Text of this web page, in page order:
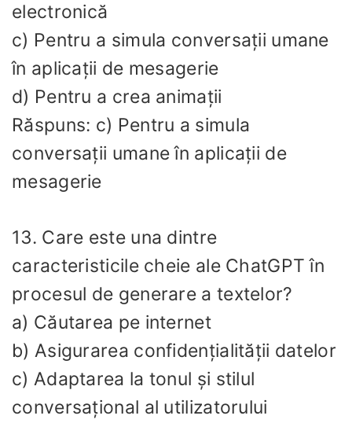
electronică
c) Pentru a simula conversații umane
în aplicații de mesagerie
d) Pentru a crea animații
Răspuns: c) Pentru a simula
conversații umane în aplicații de
mesagerie
13. Care este una dintre
caracteristicile cheie ale ChatGPT în
procesul de generare a textelor?
a) Căutarea pe internet
b) Asigurarea confidențialității datelor
c) Adaptarea la tonul și stilul
conversațional al utilizatorului